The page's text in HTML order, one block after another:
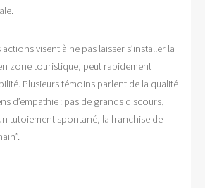
visent à ne pas laisser s’installer la
zone touristique, peut rapidement
Plusieurs témoins parlent de la qualité
d’empathie : pas de grands discours,
tutoiement spontané, la franchise de